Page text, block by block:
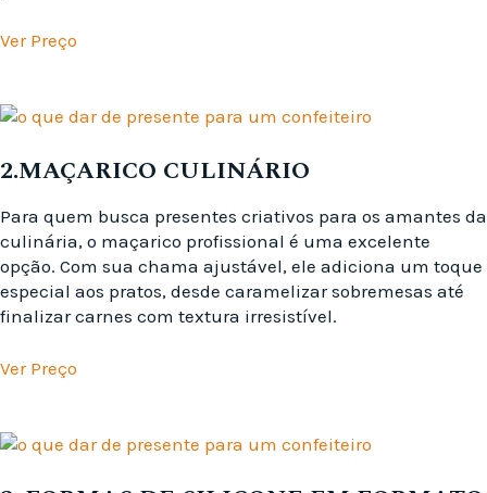
Ver Preço
2.MAÇARICO CULINÁRIO
Para quem busca presentes criativos para os amantes da
culinária, o maçarico profissional é uma excelente
opção. Com sua chama ajustável, ele adiciona um toque
especial aos pratos, desde caramelizar sobremesas até
finalizar carnes com textura irresistível.
Ver Preço